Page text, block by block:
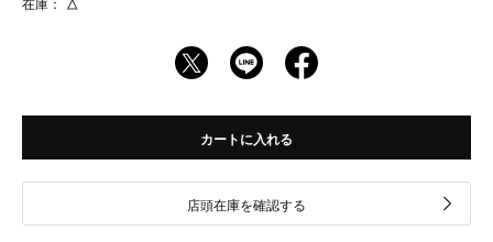
△
カートに入れる
店頭在庫を確認する